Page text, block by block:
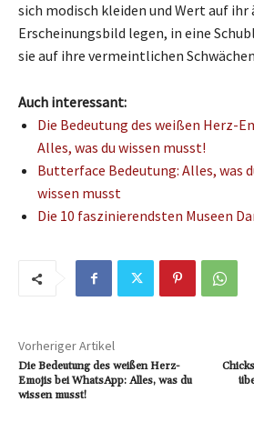
sich modisch kleiden und Wert auf ihr
Erscheinungsbild legen, in eine
sie auf ihre vermeintlichen
Auch interessant:
Die Bedeutung des weißen Herz-
Alles, was du wissen musst!
Butterface Bedeutung: Alles, was
wissen musst
Die 10 faszinierendsten Museen
Vorheriger Artikel
Die Bedeutung des weißen Herz-
Emojis bei WhatsApp: Alles, was du
wissen musst!